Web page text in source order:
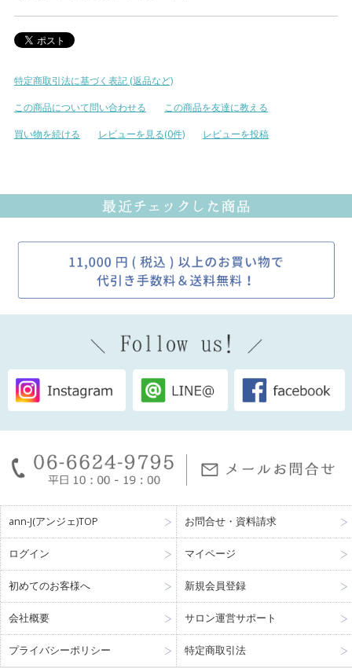
特定商取引法に基づく表記 (返品など)
この商品について問い合わせる
この商品を友達に教える
買い物を続ける
レビューを見る(0件) レビューを投稿
ann-J(アンジェ)TOP お問合せ・資料請求
ログイン マイページ
初めてのお客様へ 新規会員登録
会社概要 サロン運営サポート
プライバシーポリシー 特定商取引法